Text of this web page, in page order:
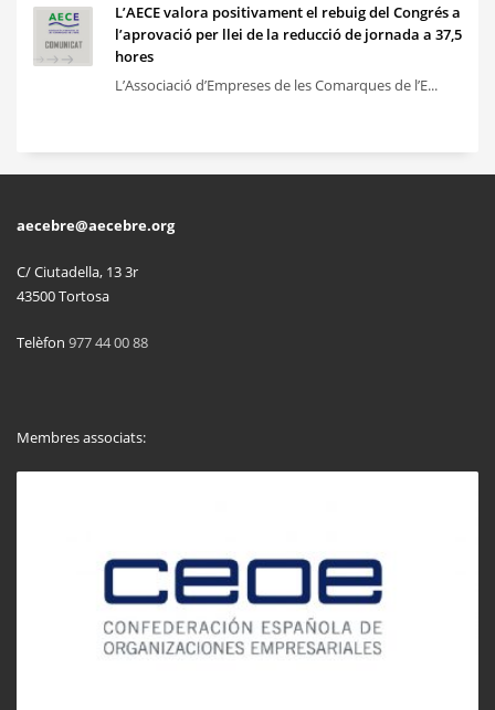
L’AECE valora positivament el rebuig del Congrés a
l’aprovació per llei de la reducció de jornada a 37,5
hores
L’Associació d’Empreses de les Comarques de l’E...
aecebre@aecebre.org
C/ Ciutadella, 13 3r
43500 Tortosa
Telèfon 977 44 00 88
Membres associats: